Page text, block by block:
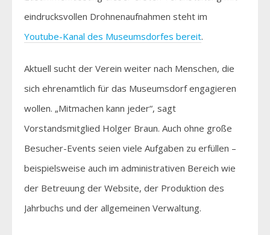
eindrucksvollen Drohnenaufnahmen steht im
Youtube-Kanal des Museumsdorfes bereit.
Aktuell sucht der Verein weiter nach Menschen, die
sich ehrenamtlich für das Museumsdorf engagieren
wollen. „Mitmachen kann jeder“, sagt
Vorstandsmitglied Holger Braun. Auch ohne große
Besucher-Events seien viele Aufgaben zu erfüllen –
beispielsweise auch im administrativen Bereich wie
der Betreuung der Website, der Produktion des
Jahrbuchs und der allgemeinen Verwaltung.